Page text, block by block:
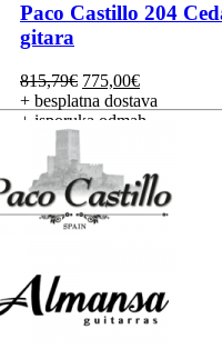
Paco Castillo 204
gitara
815,79€ Izvorna
cijena
bila
815,79€.
775,00€Trenutna
cijena
je:
+ besplatna dostava
+ isporuka odmah